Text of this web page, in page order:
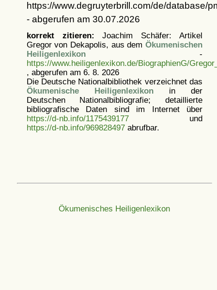
https://www.degruyterbrill.com/de/database/
- abgerufen am 30.07.2026
korrekt zitieren: Joachim Schäfer: Artikel
Gregor von Dekapolis, aus dem Ökumenischen
Heiligenlexikon-
https://www.heiligenlexikon.de/BiographienG/
, abgerufen am 6. 8. 2026
Die Deutsche Nationalbibliothek verzeichnet das
Ökumenische Heiligenlexikonin der
Deutschen Nationalbibliografie; detaillierte
bibliografische Daten sind im Internet über
https://d-nb.info/1175439177und
https://d-nb.info/969828497abrufbar.
Ökumenisches Heiligenlexikon